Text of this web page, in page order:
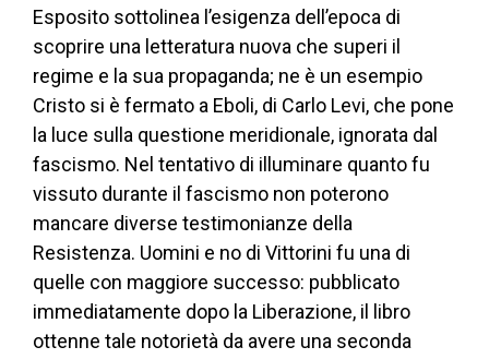
Esposito sottolinea l’esigenza dell’epoca di
scoprire una letteratura nuova che superi il
regime e la sua propaganda; ne è un esempio
Cristo si è fermato a Eboli, di Carlo Levi, che pone
la luce sulla questione meridionale, ignorata dal
fascismo. Nel tentativo di illuminare quanto fu
vissuto durante il fascismo non poterono
mancare diverse testimonianze della
Resistenza. Uomini e no di Vittorini fu una di
quelle con maggiore successo: pubblicato
immediatamente dopo la Liberazione, il libro
ottenne tale notorietà da avere una seconda